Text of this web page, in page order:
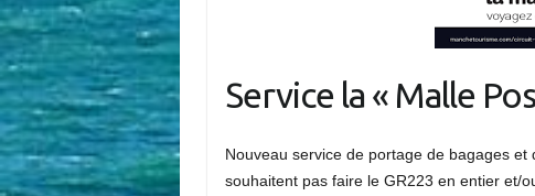
Service la « Malle
Nouveau service de portage de bagages
souhaitent pas faire le GR223 en entier et/